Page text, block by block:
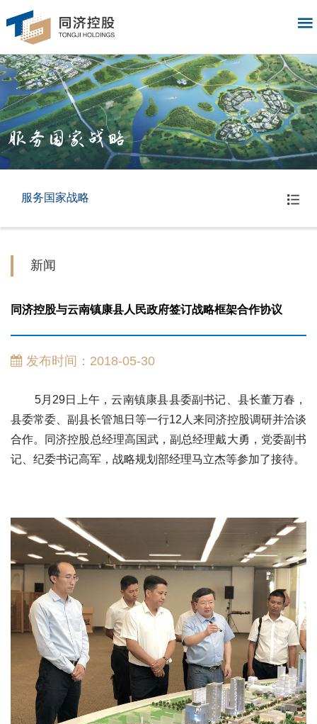
服务国家战略
服务国家战略
新闻
同济控股与云南镇康县人民政府签订战略框架合作协议
发布时间：2018-05-30
5月29日上午，云南镇康县县委副书记、县长董万春，
县委常委、副县长管旭日等一行12人来同济控股调研并洽谈
合作。同济控股总经理高国武，副总经理戴大勇，党委副书
记、纪委书记高军，战略规划部经理马立杰等参加了接待。